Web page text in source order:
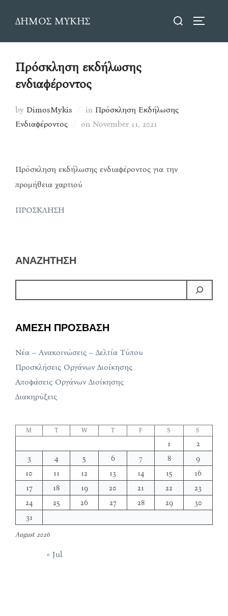
ΔΗΜΟΣ ΜΥΚΗΣ
Search
Πρόσκληση εκδήλωσης
ενδιαφέροντος
by DimosMykis in Πρόσκληση Εκδήλωσης
Ενδιαφέροντος
on Posted
November 11, 2021
Πρόσκληση εκδήλωσης ενδιαφέροντος για την
προμήθεια χαρτιού
ΠΡΟΣΚΛΗΣΗ
ΑΝΑΖΗΤΗΣΗ
ΑΜΕΣΗ ΠΡΟΣΒΑΣΗ
Νέα – Ανακοινώσεις – Δελτία Τύπου
Προσκλήσεις Οργάνων Διοίκησης
Αποφάσεις Οργάνων Διοίκησης
Διακηρύξεις
August 2026
M T W T F S S
1
2
3
4 5 6 7 8
9
10
11 12 13 14 15
16
17
18 19 20 21 22
23
24
25 26 27 28 29
30
31
« Jul